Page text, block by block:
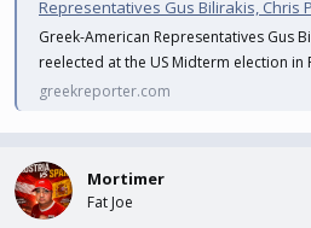
Representatives Gus Bilirakis, Chris
Greek-American Representatives Gus
reelected at the US Midterm election
greekreporter.com
Mortimer
Fat Joe